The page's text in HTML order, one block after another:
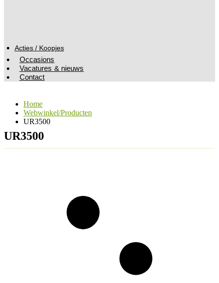
Acties / Koopjes
Occasions
Vacatures & nieuws
Contact
Home
Webwinkel/Producten
UR3500
UR3500